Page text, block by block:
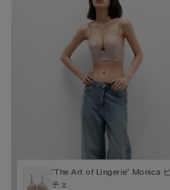
"The Art of Lingerie" Monica
チェ